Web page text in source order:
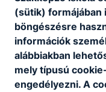
felszereli,
befogó-,
kiválasztja
szükséges
kézi
(sütik) formájában
böngészésre
információk
alábbiakban
mely típusú
engedélyezni. A